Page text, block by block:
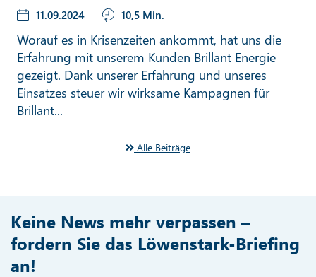
11.09.2024 10,5 Min.
Worauf es in Krisenzeiten ankommt, hat uns die
Erfahrung mit unserem Kunden Brillant Energie
gezeigt. Dank unserer Erfahrung und unseres
Einsatzes steuer wir wirksame Kampagnen für
Brillant...
Alle Beiträge
Keine News mehr verpassen –
fordern Sie das Löwenstark-Briefing
an!